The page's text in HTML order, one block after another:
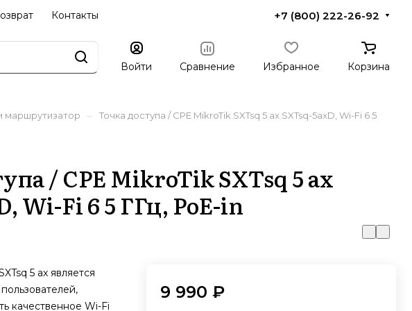
Контакты +7 (800) 222-26-92
Войти Сравнение Избранное Корзина
маршрутизатор –
Точка доступа / CPE MikroTik SXTsq 5 ax SXTsq-5axD, Wi-Fi 6 5
/ CPE MikroTik SXTsq 5 ax
Wi-Fi 6 5 ГГц, PoE-in
5 ax является
качественное Wi-Fi
9 990 ₽